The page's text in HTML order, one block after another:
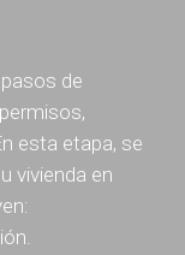
de
esta etapa, se
vivienda en